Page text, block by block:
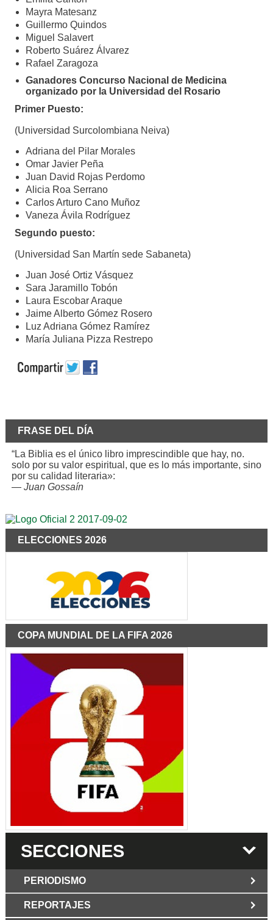
Mayra Matesanz
Guillermo Quindos
Miguel Salavert
Roberto Suárez Álvarez
Rafael Zaragoza
Ganadores Concurso Nacional de Medicina
organizado por la Universidad del Rosario
Primer Puesto:
(Universidad Surcolombiana Neiva)
Adriana del Pilar Morales
Omar Javier Peña
Juan David Rojas Perdomo
Alicia Roa Serrano
Carlos Arturo Cano Muñoz
Vaneza Ávila Rodríguez
Segundo puesto:
(Universidad San Martín sede Sabaneta)
Juan José Ortiz Vásquez
Sara Jaramillo Tobón
Laura Escobar Araque
Jaime Alberto Gómez Rosero
Luz Adriana Gómez Ramírez
María Juliana Pizza Restrepo
FRASE DEL DÍA
“La Biblia es el único libro imprescindible que hay, no.
solo por su valor espiritual, que es lo más importante, sino
por su calidad literaria»:
— Juan Gossaín
ELECCIONES 2026
COPA MUNDIAL DE LA FIFA 2026
SECCIONES
PERIODISMO
REPORTAJES